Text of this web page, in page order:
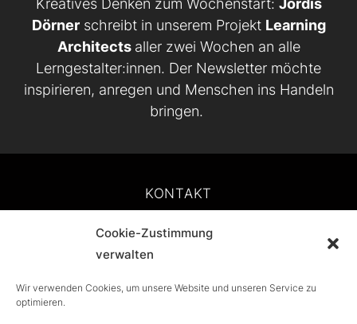
Cookie-Zustimmung
verwalten
Wir verwenden Cookies, um unsere Website und unseren Service zu
optimieren.
Kreatives Denken zum Wochenstart: Jördis
Dörnerschreibt in unserem Projekt Learning
Architects aller zwei Wochen an alle
Lerngestalter:innen. Der Newsletter möchte
inspirieren, anregen und Menschen ins Handeln
bringen.
KONTAKT
IMPRESSUM
DATENSCHUTZ